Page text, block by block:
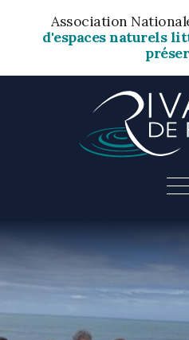
Association
d'espaces naturels